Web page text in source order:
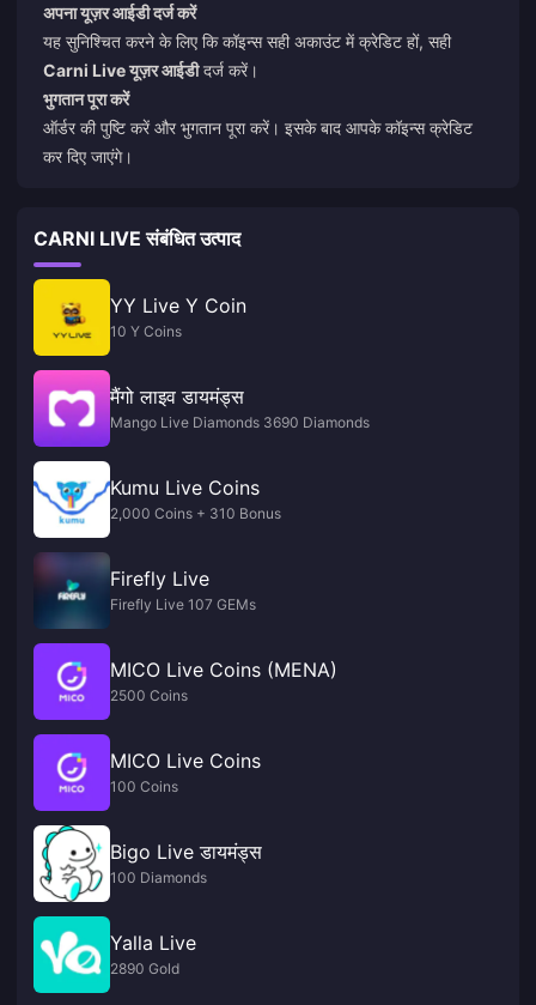
अपना यूज़र आईडी दर्ज करें
यह सुनिश्चित करने के लिए कि कॉइन्स सही अकाउंट में क्रेडिट हों, सही
Carni Live यूज़र आईडीदर्ज करें।
भुगतान पूरा करें
ऑर्डर की पुष्टि करें और भुगतान पूरा करें। इसके बाद आपके कॉइन्स क्रेडिट
कर दिए जाएंगे।
CARNI LIVE संबंधित उत्पाद
YY Live Y Coin
10 Y Coins
मैंगो लाइव डायमंड्स
Mango Live Diamonds 3690 Diamonds
Kumu Live Coins
2,000 Coins + 310 Bonus
Firefly Live
Firefly Live 107 GEMs
MICO Live Coins (MENA)
2500 Coins
MICO Live Coins
100 Coins
Bigo Live डायमंड्स
100 Diamonds
Yalla Live
2890 Gold